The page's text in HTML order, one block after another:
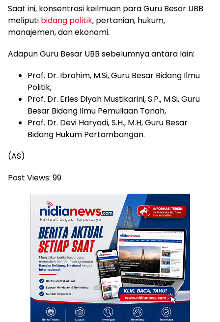
Saat ini, konsentrasi keilmuan para Guru Besar UBB
meliputi bidang politik, pertanian, hukum,
manajemen, dan ekonomi.
Adapun Guru Besar UBB sebelumnya antara lain:
Prof. Dr. Ibrahim, M.Si, Guru Besar Bidang Ilmu
Politik,
Prof. Dr. Eries Diyah Mustikarini, S.P., M.Si, Guru
Besar Bidang Ilmu Pemuliaan Tanah,
Prof. Dr. Devi Haryadi, S.H., M.H, Guru Besar
Bidang Hukum Pertambangan.
(AS)
Post Views: 99